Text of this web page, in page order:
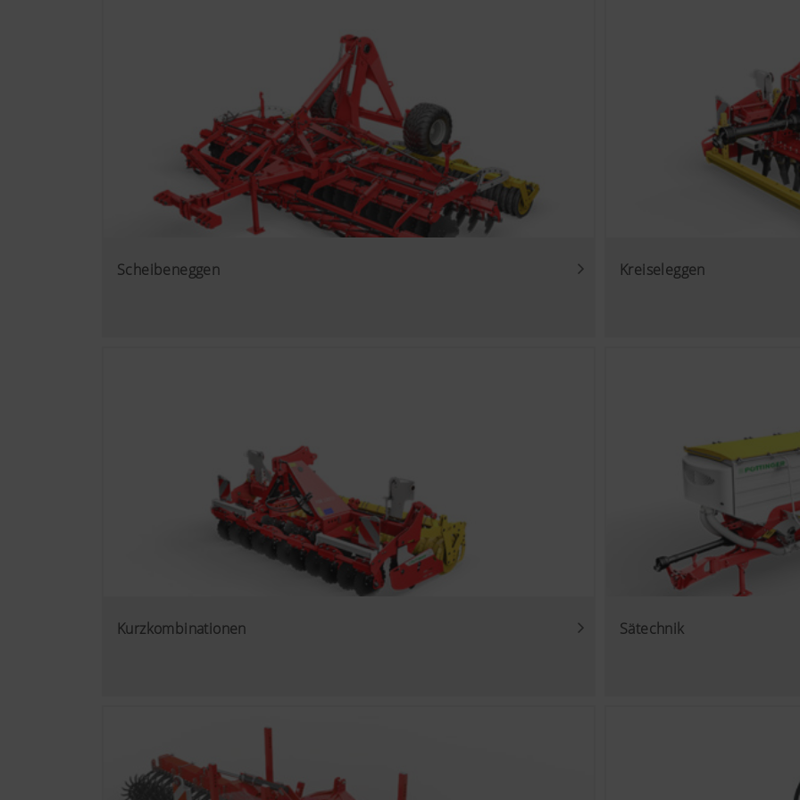
Wir möchten Ihnen relevante Inhalte auf unserer Website und auf Social Media anzeigen,
Technologien (auch Cookies) von einigen Partnerunternehmen. Dadurch werden die
Nutzungsverhalten zugeschnitten und angezeigt.
Zweck des Cookies
YouTube
Wir binden YouTube Videos auf unserer Website ein und verwenden hierbei
Datenschutzmodus von YouTube. Es werden von YouTube keine
Besucher auf dieser Website gespeichert, es sei denn, es wird ein Video
Informationen finden Sie hier: https://support.google.com/youtube/answer/
https://www.google.de/intl/de/policies/privacy/ Wir haben keine Kontrolle
Cookies, Sie können diese Cookies in Ihren Browser-Einstellungen blockieren.
Mehr Infos
Scheibeneggen Kreiseleggen
Kurzkombinationen Sätechnik